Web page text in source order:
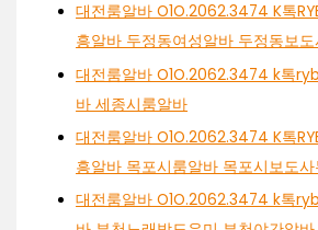
대전룸알바 O1O.2062.3474 K톡
흥알바 두정동여성알바 두정동보도
대전룸알바 O1O.2062.3474 k톡
바 세종시룸알바
대전룸알바 O1O.2062.3474 K톡
흥알바 목포시룸알바 목포시보도사
대전룸알바 O1O.2062.3474 k톡